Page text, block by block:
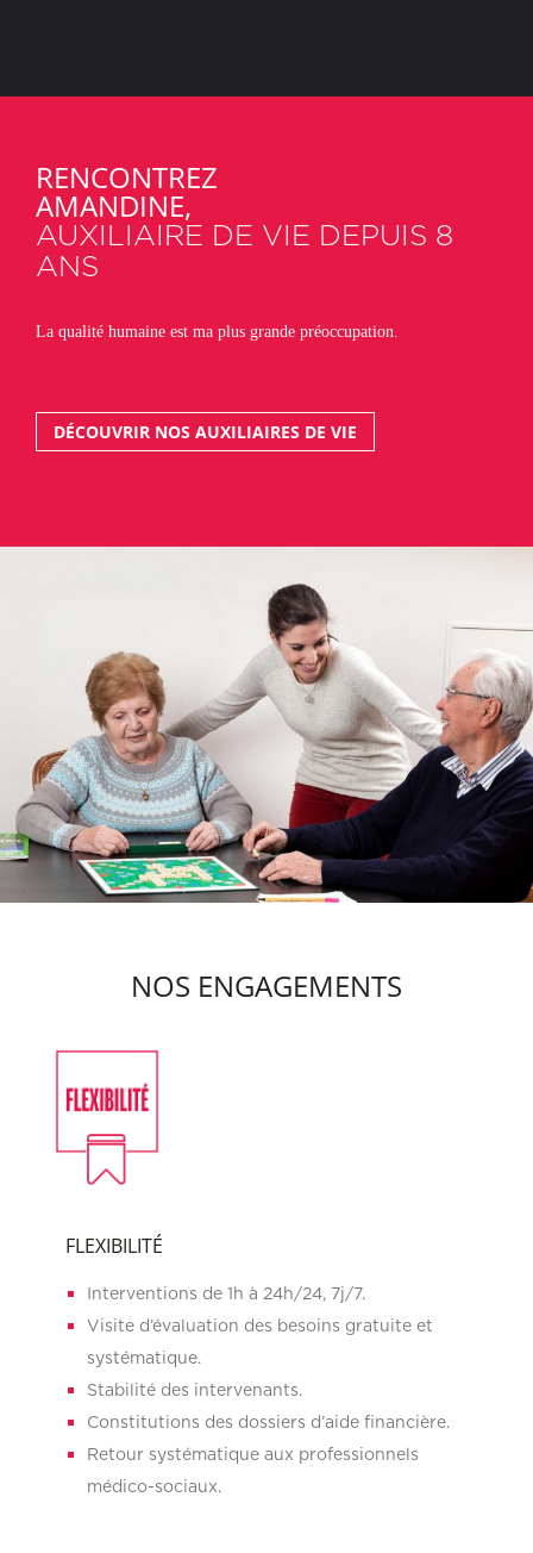
RENCONTREZ
AMANDINE,
AUXILIAIRE DE VIE DEPUIS 8
ANS
La qualité humaine est ma plus grande préoccupation.
DÉCOUVRIR NOS AUXILIAIRES DE VIE
NOS ENGAGEMENTS
FLEXIBILITÉ
Interventions de 1h à 24h/24, 7j/7.
Visite d’évaluation des besoins gratuite et
systématique.
Stabilité des intervenants.
Constitutions des dossiers d’aide financière.
Retour systématique aux professionnels
médico-sociaux.